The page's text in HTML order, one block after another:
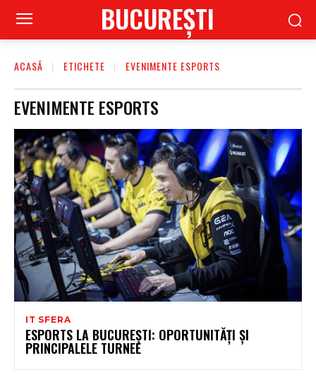
BUCUREŞTI
ACASĂ ETICHETE EVENIMENTE ESPORTS
EVENIMENTE ESPORTS
IT SFERA
ESPORTS LA BUCUREȘTI: OPORTUNITĂȚI ȘI
PRINCIPALELE TURNEE